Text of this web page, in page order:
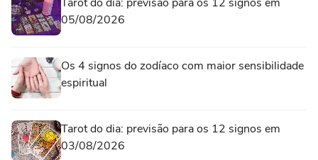
05/08/2026
Os 4 signos do zodíaco com maior sensibilidade
espiritual
Tarot do dia: previsão para os 12 signos em
03/08/2026